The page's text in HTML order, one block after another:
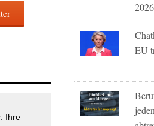
Ihre
2026
EU